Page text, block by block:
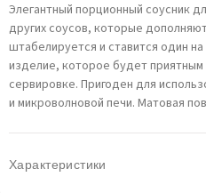
Элегантный порционный соусник
других соусов, которые
штабелируется и ставится один
изделие, которое будет
сервировке. Пригоден для
и микроволновой печи. Матовая
Характеристики